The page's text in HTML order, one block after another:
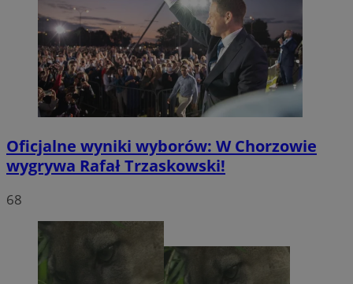
Oficjalne wyniki wyborów: W Chorzowie
wygrywa Rafał Trzaskowski!
68